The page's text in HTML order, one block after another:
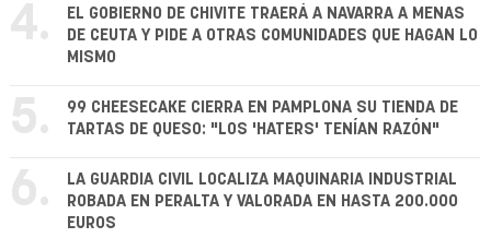
4.
EL GOBIERNO DE CHIVITE TRAERÁ A NAVARRA A MENAS
DE CEUTA Y PIDE A OTRAS COMUNIDADES QUE HAGAN LO
MISMO
5.
99 CHEESECAKE CIERRA EN PAMPLONA SU TIENDA DE
TARTAS DE QUESO: "LOS 'HATERS' TENÍAN RAZÓN"
6.
LA GUARDIA CIVIL LOCALIZA MAQUINARIA INDUSTRIAL
ROBADA EN PERALTA Y VALORADA EN HASTA 200.000
EUROS